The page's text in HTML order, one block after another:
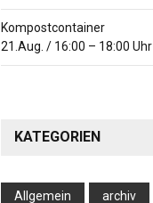
Kompostcontainer
21.Aug. / 16:00 – 18:00 Uhr
KATEGORIEN
Allgemein archiv